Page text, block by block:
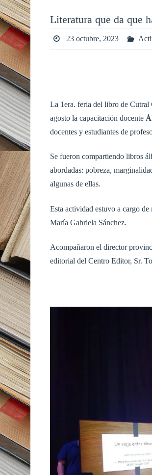
Literatura que da que
23 octubre, 2023
La 1era. feria del libro de Cutral
agosto la capacitación docente
docentes y estudiantes de
Se fueron compartiendo libros
abordadas: pobreza,
algunas de ellas.
Esta actividad estuvo a cargo
María Gabriela Sánchez.
Acompañaron el director
editorial del Centro Editor, Sr.